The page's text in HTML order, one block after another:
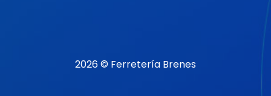
2026 © Ferretería Brenes